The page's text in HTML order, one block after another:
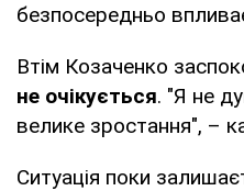
безпосередньо
Втім Козаченко
не очікується. "Я не
велике зростання", –
Ситуація поки